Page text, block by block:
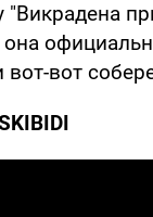
вот-вот